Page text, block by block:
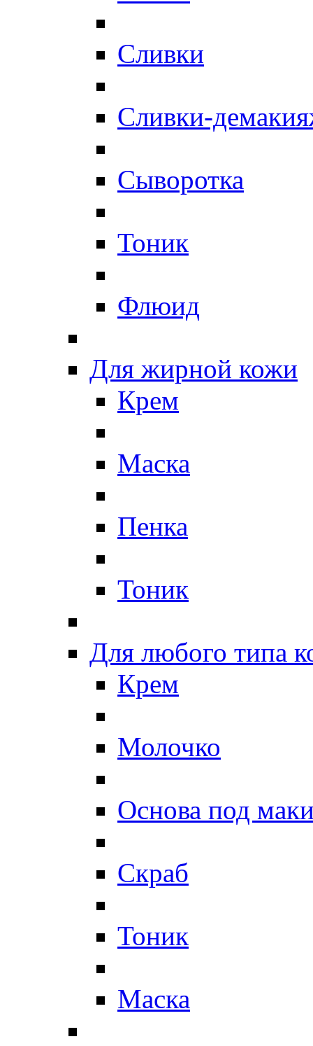
Сливки
Сливки-
Сыворотка
Тоник
Флюид
Для жирной кожи
Крем
Маска
Пенка
Тоник
Для любого типа
Крем
Молочко
Основа под
Скраб
Тоник
Маска